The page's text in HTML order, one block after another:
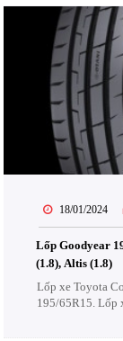
18/01/2024
Lốp Goodyear
(1.8), Altis (1.8)
Lốp xe Toyota
195/65R15. Lốp